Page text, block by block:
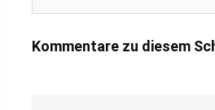
Kommentare zu diesem